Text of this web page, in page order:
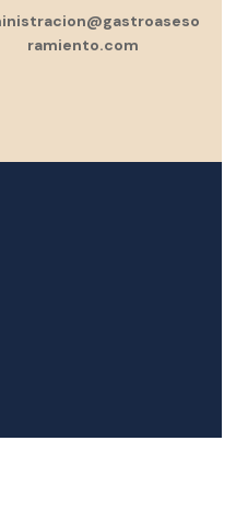
ramiento.com